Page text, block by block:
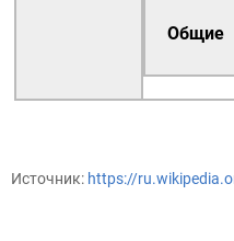
Общие
Источник: https://